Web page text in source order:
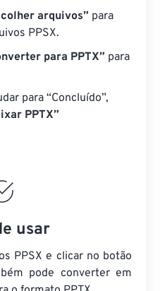
arquivos” para
PPSX.
para PPTX” para
para “Concluído”,
PPTX”
usar
PPSX e clicar no botão
pode converter em